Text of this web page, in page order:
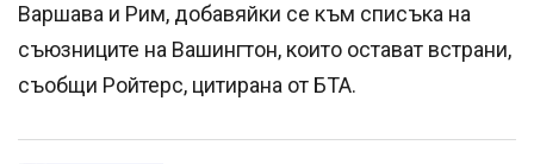
Варшава и Рим, добавяйки се към списъка на
съюзниците на Вашингтон, които остават встрани,
съобщи Ройтерс, цитирана от БТА.